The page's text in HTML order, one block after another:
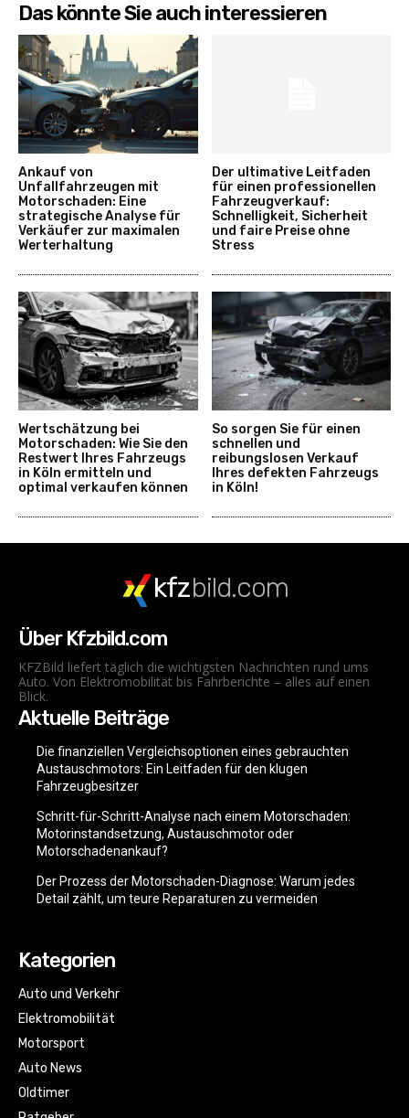
Das könnte Sie auch interessieren
Ankauf von
Unfallfahrzeugen mit
Motorschaden: Eine
strategische Analyse für
Verkäufer zur maximalen
Werterhaltung
Der ultimative Leitfaden
für einen professionellen
Fahrzeugverkauf:
Schnelligkeit, Sicherheit
und faire Preise ohne
Stress
Wertschätzung bei
Motorschaden: Wie Sie den
Restwert Ihres Fahrzeugs
in Köln ermitteln und
optimal verkaufen können
So sorgen Sie für einen
schnellen und
reibungslosen Verkauf
Ihres defekten Fahrzeugs
in Köln!
kfzbild.com
Über Kfzbild.com
KFZBild liefert täglich die wichtigsten Nachrichten rund ums
Auto. Von Elektromobilität bis Fahrberichte – alles auf einen
Blick.
Aktuelle Beiträge
Die finanziellen Vergleichsoptionen eines gebrauchten
Austauschmotors: Ein Leitfaden für den klugen
Fahrzeugbesitzer
Schritt-für-Schritt-Analyse nach einem Motorschaden:
Motorinstandsetzung, Austauschmotor oder
Motorschadenankauf?
Der Prozess der Motorschaden-Diagnose: Warum jedes
Detail zählt, um teure Reparaturen zu vermeiden
Kategorien
Auto und Verkehr
Elektromobilität
Motorsport
Auto News
Oldtimer